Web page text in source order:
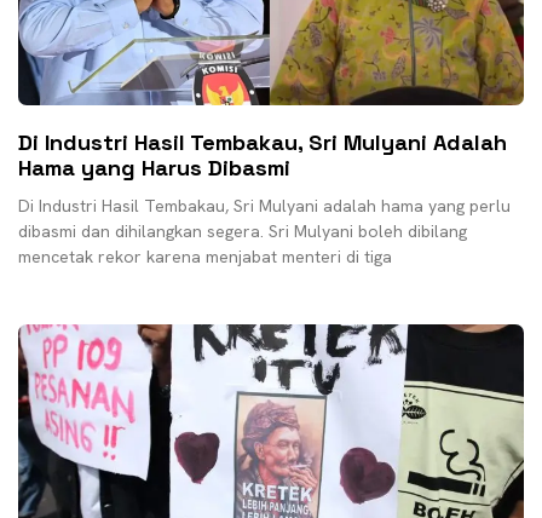
Di Industri Hasil Tembakau, Sri Mulyani Adalah
Hama yang Harus Dibasmi
Di Industri Hasil Tembakau, Sri Mulyani adalah hama yang perlu
dibasmi dan dihilangkan segera. Sri Mulyani boleh dibilang
mencetak rekor karena menjabat menteri di tiga